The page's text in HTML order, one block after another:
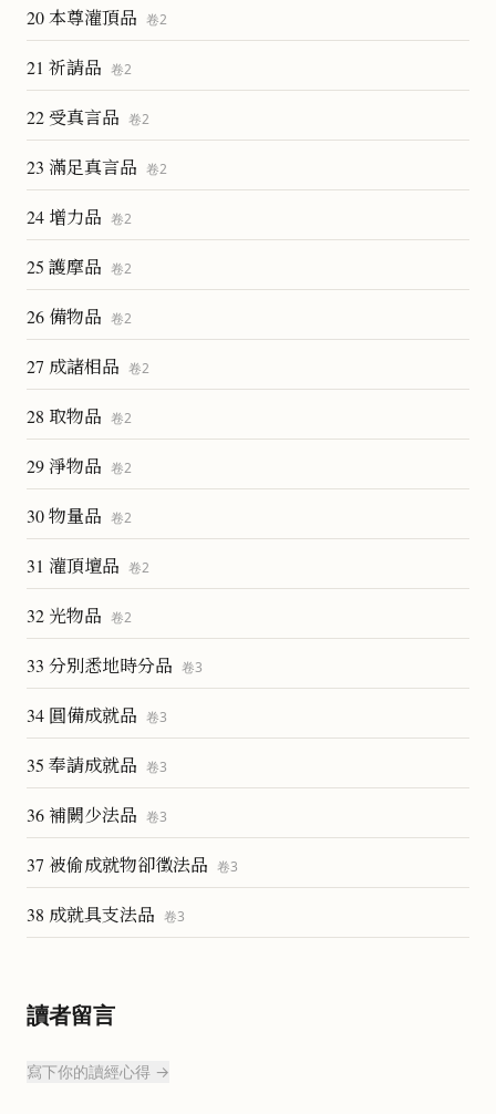
20 本尊灌頂品 卷2
21 祈請品 卷2
22 受真言品 卷2
23 滿足真言品 卷2
24 增力品 卷2
25 護摩品 卷2
26 備物品 卷2
27 成諸相品 卷2
28 取物品 卷2
29 淨物品 卷2
30 物量品 卷2
31 灌頂壇品 卷2
32 光物品 卷2
33 分別悉地時分品 卷3
34 圓備成就品 卷3
35 奉請成就品 卷3
36 補闕少法品 卷3
37 被偷成就物卻徵法品 卷3
38 成就具支法品 卷3
讀者留言
寫下你的讀經心得 →